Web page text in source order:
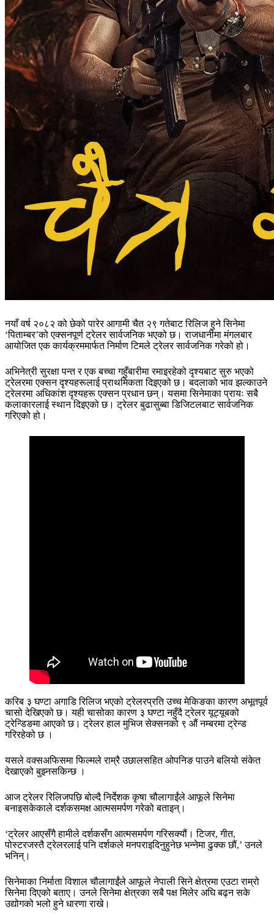
नयाँ वर्ष २०८२ को छेको पारेर आगामी चैत २९ गतेबाट रिलिज हुने सिनेमा
‘पिताम्बर’को एक्सनपूर्ण ट्रेलर सार्वजनिक भएको छ। राजधानीमा मंगलबार
आयोजित एक कार्यक्रममार्फत निर्माण टिमले ट्रेलर सार्वजनिक गरेको हो।
अभिनेत्री सुरक्षा पन्त र एक बच्चा गहुँबारीमा रमाइरहेको दृश्यबाट सुरु भएको
ट्रेलरमा एक्सन दृश्यहरूलाई प्राथमिकता दिइएको छ। बदलाको भाव झल्काउने
ट्रेलरमा अधिकांश दृश्यहरू एक्सन प्रधान छन्। यसमा सिनेमाका प्रायः सबै
कलाकारलाई स्थान दिइएको छ। ट्रेलर बुढासुब्बा डिजिटलबाट सार्वजनिक
गरिएको हो।
करिब ३ घण्टा अगाडि रिलिज भएको ट्रेलरप्रति उच्च मेकिङका कारण अभूतपूर्व
चासो देखिएको छ। यही चासोका कारण ३ घण्टा नहुँदै ट्रेलर यूट्यूबको
ट्रेन्डिङमा आएको छ। ट्रेलर हाल मुभिज सेक्सनको ९ औं नम्बरमा ट्रेन्ड
गरिरहेको छ ।
यसले वक्सअफिसमा फिल्मले राम्रै उछालसहित ओपनिङ पाउने बलियो संकेत
देखाएको बुझ्नसकिन्छ ।
आज ट्रेलर रिलिजपछि बोल्दै निर्देशक कृषा चौलागाईंले आफूले सिनेमा
बनाइसकेकाले दर्शकसमक्ष आत्मसमर्पण गरेको बताइन्।
‘ट्रेलर आएसँगै हामीले दर्शकसँग आत्मसमर्पण गरिसक्यौं। टिजर, गीत,
पोस्टरजस्तै ट्रेलरलाई पनि दर्शकले मनपराइदिनुहुनेछ भन्नेमा ढुक्क छौं,’ उनले
भनिन्।
सिनेमाका निर्माता विशाल चौलागाईंले आफूले नेपाली सिने क्षेत्रमा एउटा राम्रो
सिनेमा दिएको बताए। उनले सिनेमा क्षेत्रका सबै पक्ष मिलेर अघि बढ्न सके
उद्योगको भलो हुने धारणा राखे।